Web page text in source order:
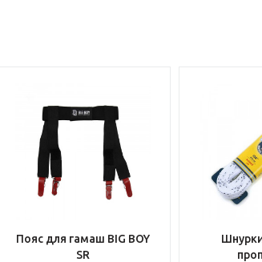
Пояс для гамаш BIG BOY
SR